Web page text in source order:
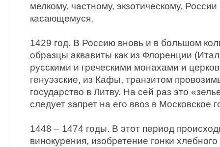
мелкому, частному, экзотическому,
касающемуся.
1429 год. В Россию вновь и в большом
образцы аквавиты как из Флоренции
русскими и греческими монахами и
генуэзские, из Кафы, транзитом
государство в Литву. На сей раз это
следует запрет на его ввоз в Московское
1448 – 1474 годы. В этот период
винокурения, изобретение гонки хлебного